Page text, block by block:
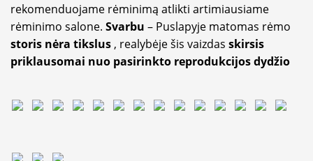
rekomenduojame rėminimą atlikti artimiausiame
rėminimo salone. Svarbu – Puslapyje matomas rėmo
storis nėra tikslus , realybėje šis vaizdas skirsis
priklausomai nuo pasirinkto reprodukcijos dydžio